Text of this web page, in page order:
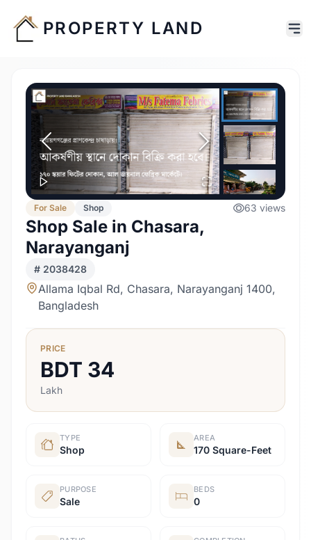
PROPERTY LAND
For Sale Shop 63 views
Shop Sale in Chasara,
Narayanganj
# 2038428
Allama Iqbal Rd, Chasara, Narayanganj 1400,
Bangladesh
PRICE
BDT 34
Lakh
TYPE
Shop
AREA
170 Square-Feet
PURPOSE
Sale
BEDS
0